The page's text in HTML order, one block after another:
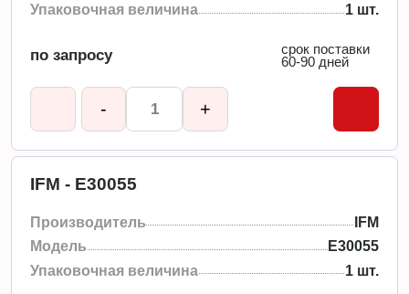
Упаковочная величина
1 шт.
по запросу
срок поставки
60-90 дней
- +
IFM - E30055
Производитель
IFM
Модель
E30055
Упаковочная величина
1 шт.